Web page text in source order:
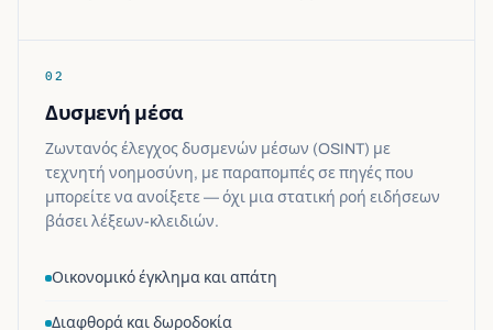
02
Δυσμενή μέσα
Ζωντανός έλεγχος δυσμενών μέσων (OSINT) με
τεχνητή νοημοσύνη, με παραπομπές σε πηγές που
μπορείτε να ανοίξετε — όχι μια στατική ροή ειδήσεων
βάσει λέξεων-κλειδιών.
Οικονομικό έγκλημα και απάτη
Διαφθορά και δωροδοκία